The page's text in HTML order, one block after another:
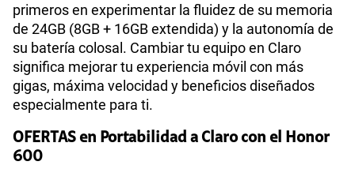
primeros en experimentar la fluidez de su memoria
de 24GB (8GB + 16GB extendida) y la autonomía de
su batería colosal. Cambiar tu equipo en Claro
significa mejorar tu experiencia móvil con más
gigas, máxima velocidad y beneficios diseñados
especialmente para ti.
OFERTAS en Portabilidad a Claro con el Honor
600